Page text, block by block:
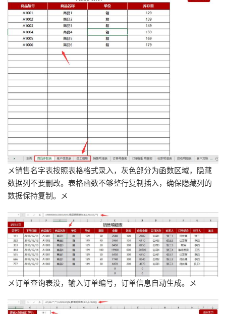
メ销售名字表按照表格格式录入，灰色部分为函数区域，隐藏
数据列不要删改。表格函数不够整行复制插入，确保隐藏列的
数据保持复制。メ
メ订单查询表没，输入订单编号，订单信息自动生成。メ